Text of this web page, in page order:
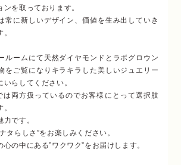
を取っております。
常に新しいデザイン、価値を生み出していき
ルームにて天然ダイヤモンドとラボグロウン
をご覧になり キラキラした美しいジュエリー
らしてください。
は両方扱っているのでお客様にとって選択肢
です。
タらしさ”をお楽しみください。
の中にある”ワクワク”をお届けします。